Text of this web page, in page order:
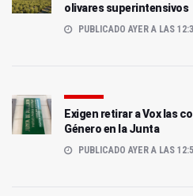
olivares superintensivos
PUBLICADO AYER A LAS
Exigen retirar a Vox las
Género en la Junta
PUBLICADO AYER A LAS